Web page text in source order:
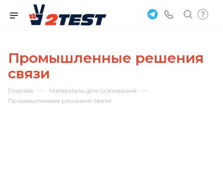
Промышленные решения
связи
Главная — Материалы для скачивания —
Промышленные решения связи